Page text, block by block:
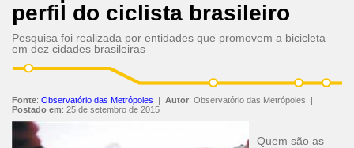
perfil do ciclista brasileiro
Pesquisa foi realizada por entidades que promovem a bicicleta
em dez cidades brasileiras
Fonte: Observatório das Metrópoles | Autor: Observatório das Metrópoles |
Postado em: 25 de setembro de 2015
Quem são as